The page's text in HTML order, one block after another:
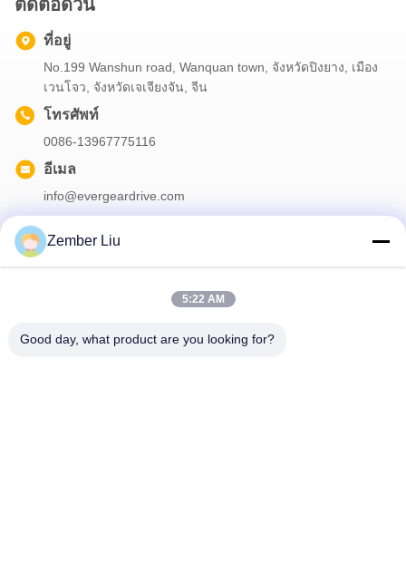
ติดต่อด่วน
ที่อยู่
No.199 Wanshun road, Wanquan town, จังหวัดปิงยาง, เมือง
เวนโจว, จังหวัดเจเจียงจัน, จีน
โทรศัพท์
0086-13967775116
อีเมล
info@evergeardrive.com
Zember Liu
5:22 AM
Good day, what product are you looking for?